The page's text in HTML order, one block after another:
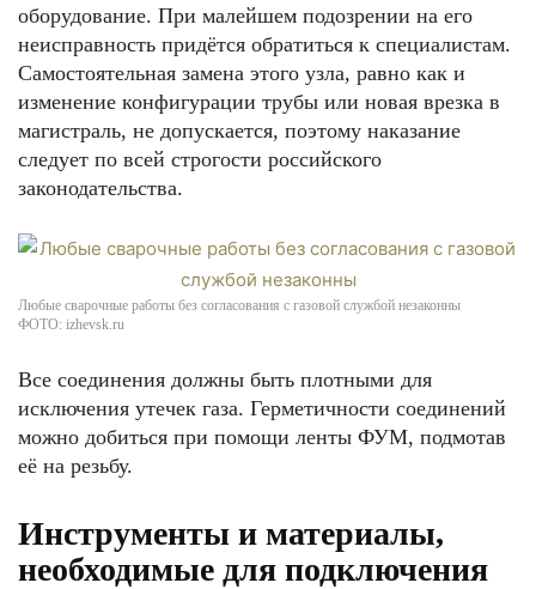
оборудование. При малейшем подозрении на его
неисправность придётся обратиться к специалистам.
Самостоятельная замена этого узла, равно как и
изменение конфигурации трубы или новая врезка в
магистраль, не допускается, поэтому наказание
следует по всей строгости российского
законодательства.
Любые сварочные работы без согласования с газовой службой незаконны
ФОТО: izhevsk.ru
Все соединения должны быть плотными для
исключения утечек газа. Герметичности соединений
можно добиться при помощи ленты ФУМ, подмотав
её на резьбу.
Инструменты и материалы,
необходимые для подключения